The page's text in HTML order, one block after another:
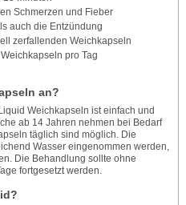
Schmerzen und Fieber
auch die Entzündung
zerfallenden Weichkapseln
pro Tag
an?
Weichkapseln ist einfach und
ab 14 Jahren nehmen bei Bedarf
täglich sind möglich. Die
Wasser eingenommen werden,
Die Behandlung sollte ohne
fortgesetzt werden.